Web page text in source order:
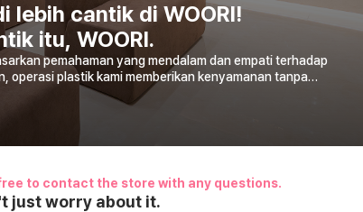
lebih cantik di WOORI!
itu, WOORI.
pemahaman yang mendalam dan empati terhadap
operasi plastik kami memberikan kenyamanan tanpa
berlebihan. Melalui sistem operasi plastik yang
kami dengan hati-hati mendukung mulai dari konseling
berusaha sebaik mungkin untuk memastikan hasil operasi
to contact the store with any questions.
just worry about it.